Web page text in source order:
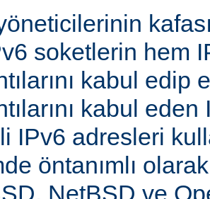
soketlerin hem
kabul edip
kabul
IPv6 adresleri
öntanımlı